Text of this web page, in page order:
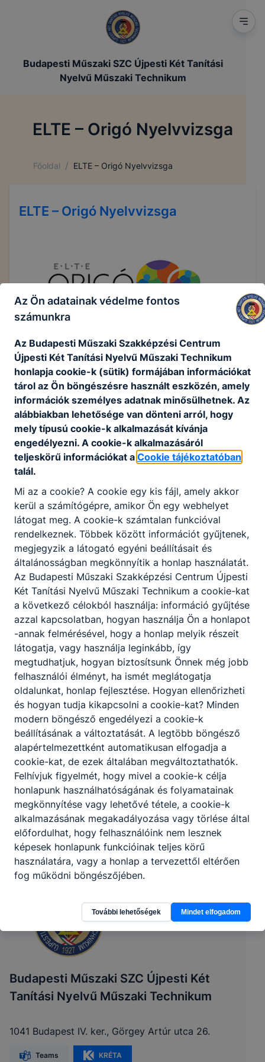
Budapesti Műszaki SZC Újpesti Két Tanítási
Nyelvű Műszaki Technikum
ELTE – Origó Nyelvvizsga
Főoldal / ELTE – Origó Nyelvvizsga
ELTE – Origó Nyelvvizsga
Iskolánk akkreditált vizsgahelyi státusszal
rendelkezik. Ennek értelmében nemcsak helyszínt
biztosítunk a vizsgázóknak, hanem angol nyelvből
saját vizsgáztatókkal is rendelkezünk.
Az ELTE Origó Nyelvi Centrum az államilag
elismertegynyelvű Origó MONOéskétnyelvű
Origóáltalános nyelvvizsgarendszereket
működteti, melyek Magyarországon mindenütt
elfogadottak.
A vizsgaközpont
vizsgalehetőséget, angol és német nyelvből
egyedülálló módon mind a 12 hónapban. Az Origó
vizsgarendszer megbízhatóságának
köszönhetően évek óta piacvezető hazánkban.
További információk: https://www.onyc.hu/
Partnereink
Budapesti Műszaki SZC Újpesti Két
Tanítási Nyelvű Műszaki Technikum
1041 Budapest IV. ker., Görgey Artúr utca 26.
Teams KRÉTA
Az Ön adatainak védelme fontos
számunkra
Az Budapesti Műszaki Szakképzési Centrum
Újpesti Két Tanítási Nyelvű Műszaki Technikum
honlapja cookie-k (sütik) formájában információkat
tárol az Ön böngészésre használt eszközén, amely
információk személyes adatnak minősülhetnek. Az
alábbiakban lehetősége van dönteni arról, hogy
mely típusú cookie-k alkalmazását kívánja
engedélyezni. A cookie-k alkalmazásáról
teljeskörű információkat a Cookie tájékoztatóban
talál.
Mi az a cookie? A cookie egy kis fájl, amely akkor
kerül a számítógépre, amikor Ön egy webhelyet
látogat meg. A cookie-k számtalan funkcióval
rendelkeznek. Többek között információt gyűjtenek,
megjegyzik a látogató egyéni beállításait és
általánosságban megkönnyítik a honlap használatát.
Az Budapesti Műszaki Szakképzési Centrum Újpesti
Két Tanítási Nyelvű Műszaki Technikum a cookie-kat
a következő célokból használja: információ gyűjtése
azzal kapcsolatban, hogyan használja Ön a honlapot
-annak felmérésével, hogy a honlap melyik részeit
látogatja, vagy használja leginkább, így
megtudhatjuk, hogyan biztosítsunk Önnek még jobb
felhasználói élményt, ha ismét meglátogatja
oldalunkat, honlap fejlesztése. Hogyan ellenőrizheti
és hogyan tudja kikapcsolni a cookie-kat? Minden
modern böngésző engedélyezi a cookie-k
beállításának a változtatását. A legtöbb böngésző
alapértelmezettként automatikusan elfogadja a
cookie-kat, de ezek általában megváltoztathatók.
Felhívjuk figyelmét, hogy mivel a cookie-k célja
honlapunk használhatóságának és folyamatainak
megkönnyítése vagy lehetővé tétele, a cookie-k
alkalmazásának megakadályozása vagy törlése által
előfordulhat, hogy felhasználóink nem lesznek
képesek honlapunk funkcióinak teljes körű
használatára, vagy a honlap a tervezettől eltérően
fog működni böngészőjében.
További lehetőségek Mindet elfogadom